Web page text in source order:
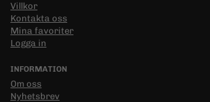
Villkor
Kontakta oss
Mina favoriter
Logga in
INFORMATION
Om oss
Nyhetsbrev